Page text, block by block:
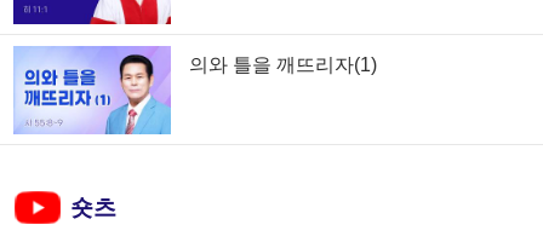
의와 틀을 깨뜨리자(1)
숏츠